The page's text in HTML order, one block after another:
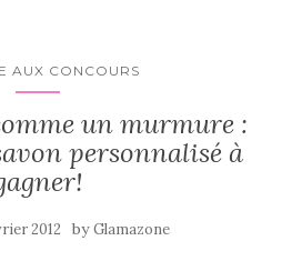
AUX CONCOURS
un murmure :
personnalisé à
2012 byGlamazone